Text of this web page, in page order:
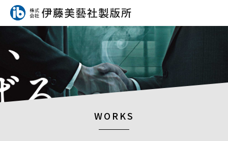
WORKS